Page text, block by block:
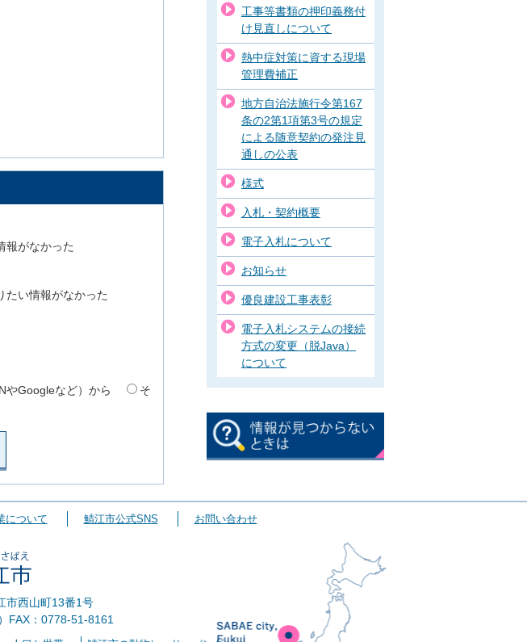
報がなかった
たい情報がなかった
やGoogleなど）から
そ
工事等書類の押印義務付
け見直しについて
熱中症対策に資する現場
管理費補正
地方自治法施行令第167
条の2第1項第3号の規定
による随意契約の発注見
通しの公表
様式
入札・契約概要
電子入札について
お知らせ
優良建設工事表彰
電子入札システムの接続
方式の変更（脱Java）
について
について 鯖江市公式SNS お問い合わせ
西山町13番1号
FAX：0778-51-8161